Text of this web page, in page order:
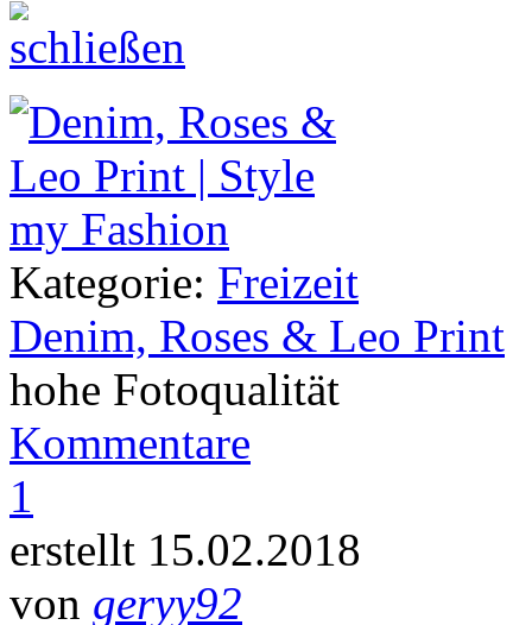
Kategorie: Freizeit
Denim, Roses & Leo Print
hohe Fotoqualität
Kommentare
1
erstellt 15.02.2018
von geryy92